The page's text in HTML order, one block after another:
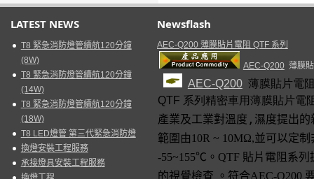
LATEST NEWS
T8 緊急消防燈管續航120分鐘
(8W)
T8 緊急消防燈管續航120分鐘
(14W)
T8 緊急消防燈管續航120分鐘
(18W)
T8 LED燈管 第三代緊急消防燈
換燈安裝工程服務
承接燈具安裝工程服務
Newsflash
AEC-Q200 薄膜貼片電阻 QTF 系列
AEC-Q200薄膜貼
AEC-Q200 薄膜貼片電
QTF 系列精密車用薄膜貼片電
產業及工業對溫度,濕度提出
範圍由10R ~ 10MΩ,並可以定
-55~155℃。QTF 貼片電阻系列
的視覺檢查 。符合AEC-Q200